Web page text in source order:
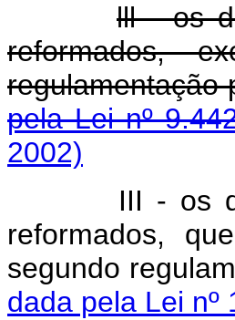
lll - os
reformados,
pela Lei nº
2002)
III - os
reformados,
segundo
dada pela Lei nº